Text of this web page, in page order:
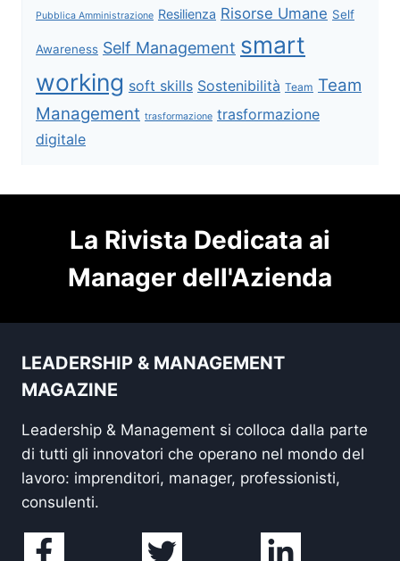
Pubblica Amministrazione Resilienza Risorse Umane Self
Awareness Self Management smart
working soft skills Sostenibilità Team Team
Management trasformazione trasformazione
digitale
La Rivista Dedicata ai
Manager dell'Azienda
LEADERSHIP & MANAGEMENT
MAGAZINE
Leadership & Management si colloca dalla parte
di tutti gli innovatori che operano nel mondo del
lavoro: imprenditori, manager, professionisti,
consulenti.